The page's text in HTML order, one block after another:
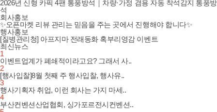
2026년 신형 카픽 4팬 통풍방석｜차량·가정 겸용 자동 착석감지 통풍방
석
회사홍보
✨오픈마켓 리뷰 관리는 믿음을 주는 곳에서 진행해야 합니다✨
행사홍보
[질병관리청] 아프지마 전래동화 혹부리영감 이벤트
최신뉴스
1
이벤트업계가 폐쇄적이라고요? 그래서 사..
2
[행사입찰]8월 첫째 주 행사입찰, 행사유..
3
행사기획자 취업, 이런 회사는 가지 마세..
4
부산컨벤션산업협회, 싱가포르전시컨벤션..